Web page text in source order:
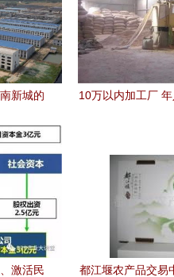
新城的
10万以内加工厂
激活民
都江堰农产品交易